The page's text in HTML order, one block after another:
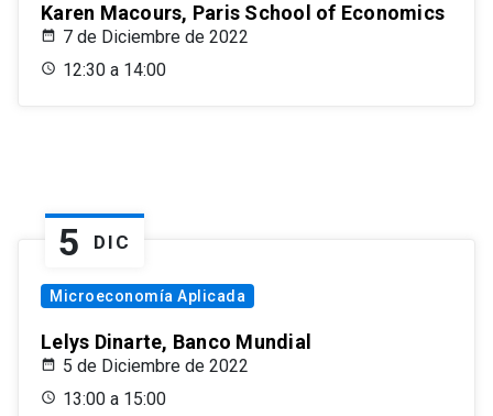
Karen Macours, Paris School of Economics
7 de Diciembre de 2022
12:30 a 14:00
5 DIC
Microeconomía Aplicada
Lelys Dinarte, Banco Mundial
5 de Diciembre de 2022
13:00 a 15:00